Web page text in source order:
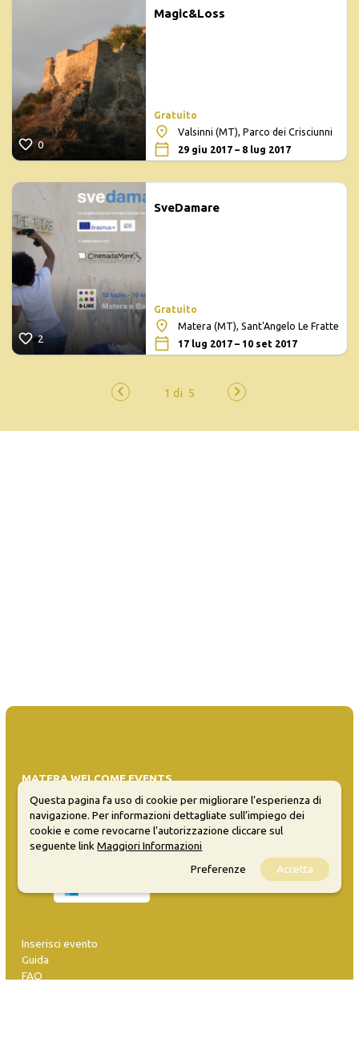
0
Magic&Loss
Gratuito
Valsinni (MT), Parco dei Crisciunni
29 giu 2017 – 8 lug 2017
2
SveDamare
Gratuito
Matera (MT), Sant'Angelo Le Fratte
17 lug 2017 – 10 set 2017
MATERA WELCOME EVENTS
Opendata
Privacy
Sitemap
Inserisci evento
Guida
FAQ
Questa pagina fa uso di cookie per migliorare l’esperienza di
navigazione. Per informazioni dettagliate sull’impiego dei
cookie e come revocarne l’autorizzazione cliccare sul
seguente linkMaggiori Informazioni
Preferenze
Accetta